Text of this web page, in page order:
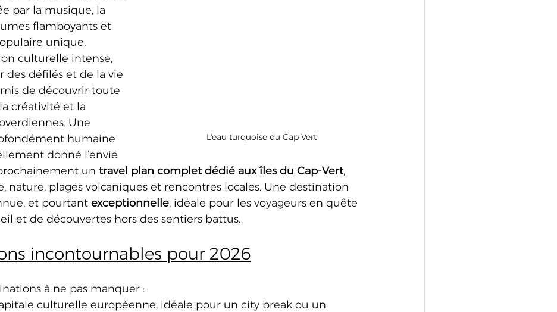
L'eau turquoise du Cap Vert
par la musique, la
flamboyants et
unique.
culturelle intense,
défilés et de la vie
de découvrir toute
créativité et la
Une
humaine
donné l’envie
un travel plan complet dédié aux îles du Cap-Vert,
nature, plages volcaniques et rencontres locales. Une destination
et pourtant exceptionnelle, idéale pour les voyageurs en quête
et de découvertes hors des sentiers battus.
incontournables pour 2026
à ne pas manquer :
culturelle européenne, idéale pour un city break ou un